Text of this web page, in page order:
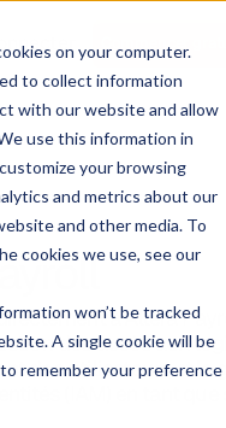
on your computer.
to collect information
with our website and allow
use this information in
your browsing
and metrics about our
and other media. To
cookies we use, see our
won’t be tracked
A single cookie will be
remember your preference
Commencer
à Altera
des accès aux
des utilisateurs et la
(IAM) en tant